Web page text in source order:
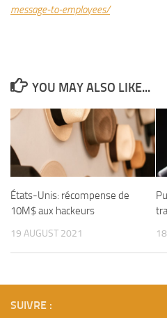
message-to-employees/
YOU MAY ALSO LIKE...
États-Unis: récompense de
10M$ aux hackeurs
19 AUGUST 2021
SUIVRE :